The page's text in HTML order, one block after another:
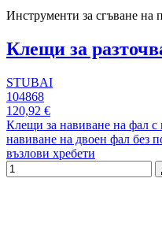
Инструменти за сгъване на
Клещи за
STUBAI
104868
120,92 €
Клещи за навиване на фал
навиване на двоен фал без
възлови хребети